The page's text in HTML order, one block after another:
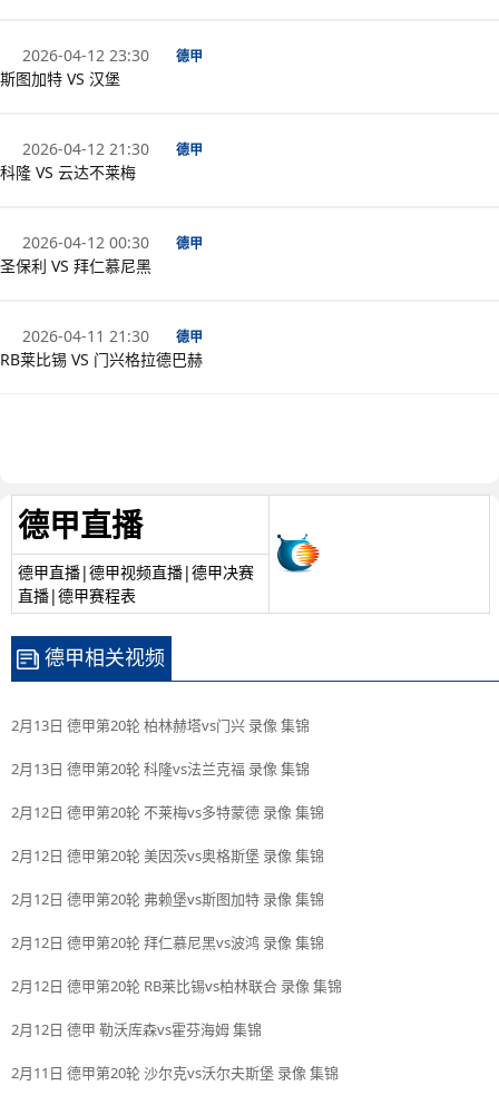
2026-04-12 23:30 德甲
斯图加特 VS 汉堡
2026-04-12 21:30 德甲
科隆 VS 云达不莱梅
2026-04-12 00:30 德甲
圣保利 VS 拜仁慕尼黑
2026-04-11 21:30 德甲
RB莱比锡 VS 门兴格拉德巴赫
德甲直播
德甲直播|德甲视频直播|德甲决赛
直播|德甲赛程表
德甲相关视频
2月13日 德甲第20轮 柏林赫塔vs门兴 录像 集锦
2月13日 德甲第20轮 科隆vs法兰克福 录像 集锦
2月12日 德甲第20轮 不莱梅vs多特蒙德 录像 集锦
2月12日 德甲第20轮 美因茨vs奥格斯堡 录像 集锦
2月12日 德甲第20轮 弗赖堡vs斯图加特 录像 集锦
2月12日 德甲第20轮 拜仁慕尼黑vs波鸿 录像 集锦
2月12日 德甲第20轮 RB莱比锡vs柏林联合 录像 集锦
2月12日 德甲 勒沃库森vs霍芬海姆 集锦
2月11日 德甲第20轮 沙尔克vs沃尔夫斯堡 录像 集锦